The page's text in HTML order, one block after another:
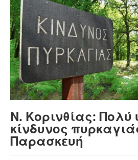
Ν. Κορινθίας: Πολύ
κίνδυνος
Παρασκευή